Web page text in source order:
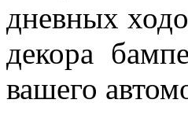
дневных
декора
вашего